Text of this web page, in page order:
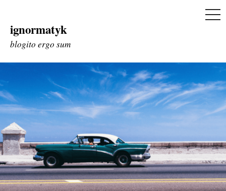
Skip
to
ignormatyk
blogito ergo sum